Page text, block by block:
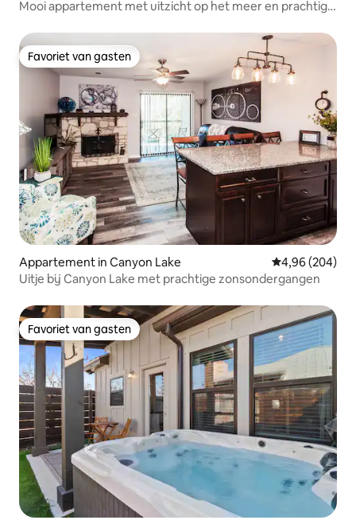
Mooi appartement met uitzicht op het meer en prachtige
Favoriet van gasten
Favoriet van gasten
Appartement in Canyon Lake Gemiddelde
4,96 (204)
Uitje bij Canyon Lake met prachtige zonsondergangen
Favoriet van gasten
Favoriet van gasten